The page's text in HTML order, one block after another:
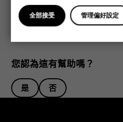
您認為這有幫助嗎？
是 否
管理偏好設定
全部接受